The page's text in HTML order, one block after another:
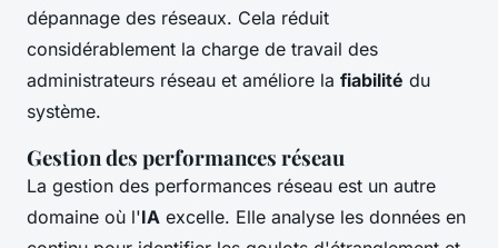
dépannage des réseaux. Cela réduit
considérablement la charge de travail des
administrateurs réseau et améliore la fiabilité du
système.
Gestion des performances réseau
La gestion des performances réseau est un autre
domaine où l'IA excelle. Elle analyse les données en